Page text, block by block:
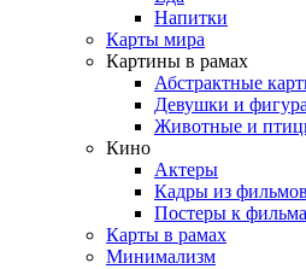
Напитки
Карты мира
Картины в рамах
Абстрактные
Девушки и
Животные и
Кино
Актеры
Кадры из фильмов
Постеры к
Карты в рамах
Минимализм